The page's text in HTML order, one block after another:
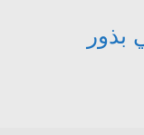
بذور